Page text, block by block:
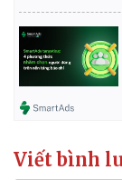
Viết bình